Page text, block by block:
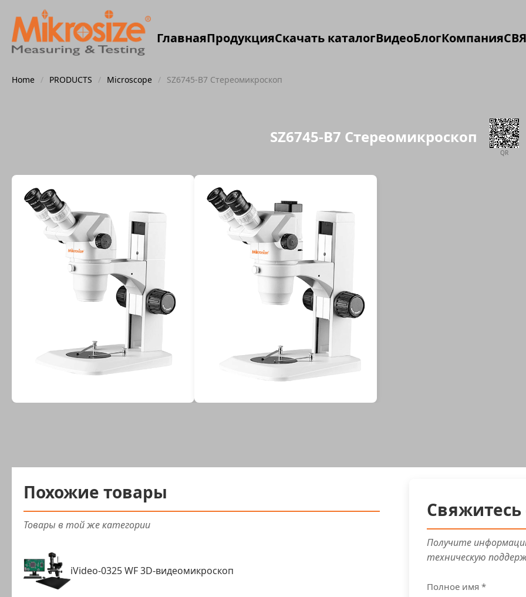
ГлавнаяПродукцияСкачать каталогВидеоБлогКомпания
Home / PRODUCTS / Microscope / SZ6745-B7 Стереомикроскоп
SZ6745-B7 Стереомикроскоп
QR
Похожие товары
Товары в той же категории
iVideo-0325 WF 3D-видеомикроскоп
Получите
техническую
Полное имя *